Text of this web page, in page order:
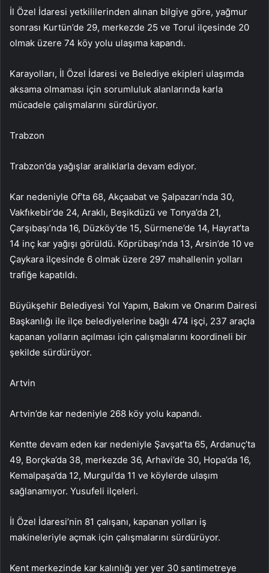
İl Özel İdaresi yetkililerinden alınan bilgiye göre, yağmur
sonrası Kurtün’de 29, merkezde 25 ve Torul ilçesinde 20
olmak üzere 74 köy yolu ulaşıma kapandı.
Karayolları, İl Özel İdaresi ve Belediye ekipleri ulaşımda
aksama olmaması için sorumluluk alanlarında karla
mücadele çalışmalarını sürdürüyor.
Trabzon
Trabzon’da yağışlar aralıklarla devam ediyor.
Kar nedeniyle Of’ta 68, Akçaabat ve Şalpazarı’nda 30,
Vakfıkebir’de 24, Araklı, Beşikdüzü ve Tonya’da 21,
Çarşıbaşı’nda 16, Düzköy’de 15, Sürmene’de 14, Hayrat’ta
14 inç kar yağışı görüldü. Köprübaşı’nda 13, Arsin’de 10 ve
Çaykara ilçesinde 6 olmak üzere 297 mahallenin yolları
trafiğe kapatıldı.
Büyükşehir Belediyesi Yol Yapım, Bakım ve Onarım Dairesi
Başkanlığı ile ilçe belediyelerine bağlı 474 işçi, 237 araçla
kapanan yolların açılması için çalışmalarını koordineli bir
şekilde sürdürüyor.
Artvin
Artvin’de kar nedeniyle 268 köy yolu kapandı.
Kentte devam eden kar nedeniyle Şavşat’ta 65, Ardanuç’ta
49, Borçka’da 38, merkezde 36, Arhavi’de 30, Hopa’da 16,
Kemalpaşa’da 12, Murgul’da 11 ve köylerde ulaşım
sağlanamıyor. Yusufeli ilçeleri.
İl Özel İdaresi’nin 81 çalışanı, kapanan yolları iş
makineleriyle açmak için çalışmalarını sürdürüyor.
Kent merkezinde kar kalınlığı yer yer 30 santimetreye